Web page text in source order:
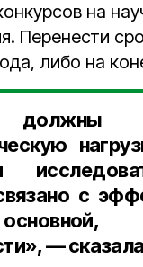
на
Перенести
либо на
с
—